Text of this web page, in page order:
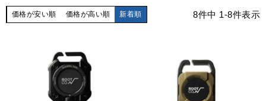
価格が安い順 価格が高い順 新着順 8件中 1-8件表示